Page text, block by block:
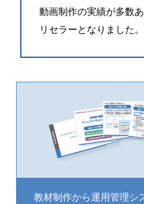
動画制作の実績が多数
リセラーとなりました。
教材制作から運用管理シ